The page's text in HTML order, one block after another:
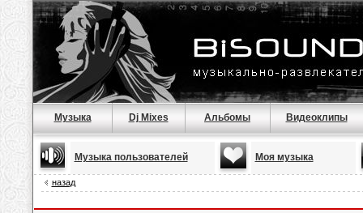
Музыка Dj Mixes Альбомы Видеоклипы
Музыка пользователей Моя музыка
назад